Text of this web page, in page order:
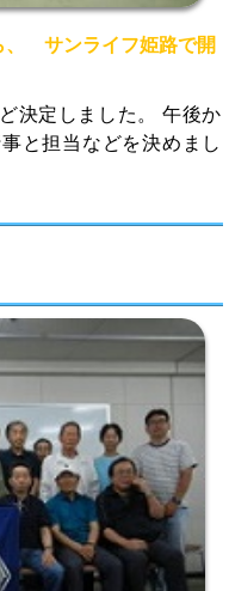
サンライフ姫路で開
決定しました。 午後か
と担当などを決めまし